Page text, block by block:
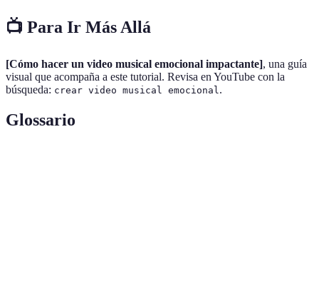
📺 Para Ir Más Allá
[Cómo hacer un video musical emocional impactante], una guía
visual que acompaña a este tutorial. Revisa en YouTube con la
búsqueda: crear video musical emocional .
Glossario